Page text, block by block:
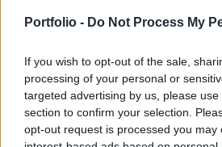
Portfolio - Do Not Process My
If you wish to opt-out of the sale,
processing of your personal or
targeted advertising by us, please
section to confirm your selection.
opt-out request is processed you may
Mentsük meg a
Portfolio
2019. szeptember 29. 18:00